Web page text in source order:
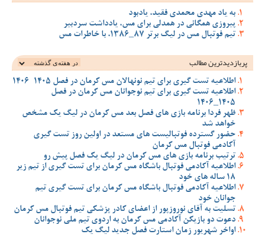
به یاد مهدی محمدی فقید، یادبود
پیروزی همگانی در همدلی برای مس، یادداشت سردبیر
تیم فوتبال مس در لیگ برتر 87_1386، با خاطرات مس
پربازدیدترین‌ مطالب
اطلاعیه تست گیری برای تیم نونهالان مس کرمان در فصل 1405-1406
اطلاعیه تست گیری برای تیم نوجوانان مس کرمان در فصل
1405_1406
ظهر فردا برنامه بازی های فصل بعد مس کرمان در لیگ یک مشخص
خواهد شد
حضور گسترده فوتبالیست های مستعد در اولین روز تست گیری
آکادمی فوتبال مس کرمان
ترتیب برنامه بازی های مس کرمان در لیگ یک فصل پیش رو
اطلاعیه آکادمی فوتبال باشگاه مس کرمان برای تست گیری از تیم زیر
18 ساله های خود
اطلاعیه آکادمی فوتبال باشگاه مس کرمان برای تست گیری تیم
جوانان خود
تسلیت به آقای نوروزپور از اعضای کادر پزشکی تیم فوتبال مس کرمان
دعوت دو بازیکن آکادمی مس کرمان به اردوی تیم ملی نوجوانان
اواخر شهریور زمان استارت فصل جدید لیگ یک